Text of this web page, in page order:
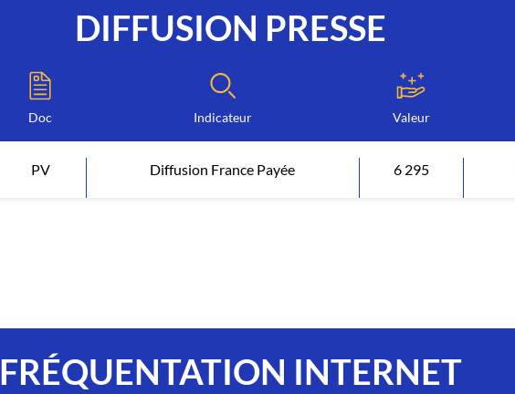
DIFFUSION PRESSE
Doc Indicateur Valeur
PV Diffusion France Payée 6 295
FRÉQUENTATION INTERNET